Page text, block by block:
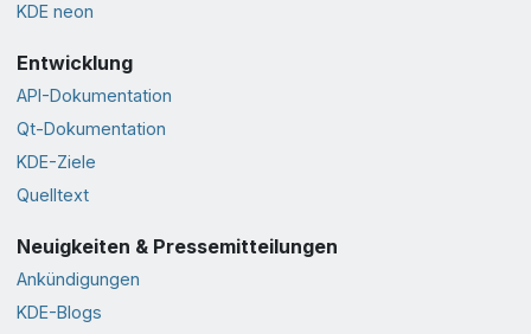
KDE neon
Entwicklung
API-Dokumentation
Qt-Dokumentation
KDE-Ziele
Quelltext
Neuigkeiten & Pressemitteilungen
Ankündigungen
KDE-Blogs